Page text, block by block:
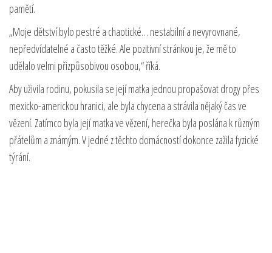
pamětí.
„Moje dětství bylo pestré a chaotické… nestabilní a nevyrovnané,
nepředvídatelné a často těžké. Ale pozitivní stránkou je, že mě to
udělalo velmi přizpůsobivou osobou,“ říká.
Aby uživila rodinu, pokusila se její matka jednou propašovat drogy přes
mexicko-americkou hranici, ale byla chycena a strávila nějaký čas ve
vězení. Zatímco byla její matka ve vězení, herečka byla poslána k různým
přátelům a známým. V jedné z těchto domácností dokonce zažila fyzické
týrání.